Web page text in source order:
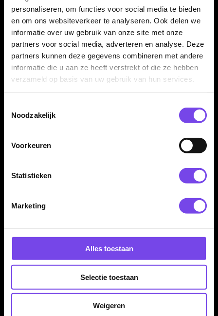
personaliseren, om functies voor social media te bieden
en om ons websiteverkeer te analyseren. Ook delen we
informatie over uw gebruik van onze site met onze
partners voor social media, adverteren en analyse. Deze
partners kunnen deze gegevens combineren met andere
informatie die u aan ze heeft verstrekt of die ze hebben
verzameld op basis van uw gebruik van hun services.
Noodzakelijk
Voorkeuren
Statistieken
Marketing
Alles toestaan
Selectie toestaan
Weigeren
geschikt zijn voor het Caliburn replaceable point systeem
voordat je de punten monteert.
Spigots en tools apart nodig
Voor gebruik van het Caliburn replaceable point systeem heb
standaard met iedere losse puntenset meegeleverd en
moeten indien nodig apart worden aangeschaft.
Dit product bestaat uit één set Caliburn Replaceable Dart
en overige accessoires worden niet meegeleverd, tenzij dit bij
de gekozen variant expliciet anders wordt vermeld.
Kenmerken van de Caliburn Replaceable Dart Points
Vervangbare dartpunten voor het Caliburn point
No Lip overgang voor een strakke aansluiting op de